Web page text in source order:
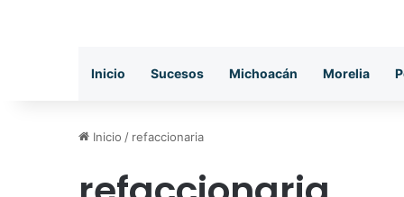
Inicio Sucesos Michoacán Morelia
Inicio / refaccionaria